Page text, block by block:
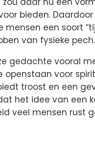
bieden.
mensen een soort
van fysieke pech.
gedachte vooral
openstaan voor
troost en een
het idee van een
veel mensen rust